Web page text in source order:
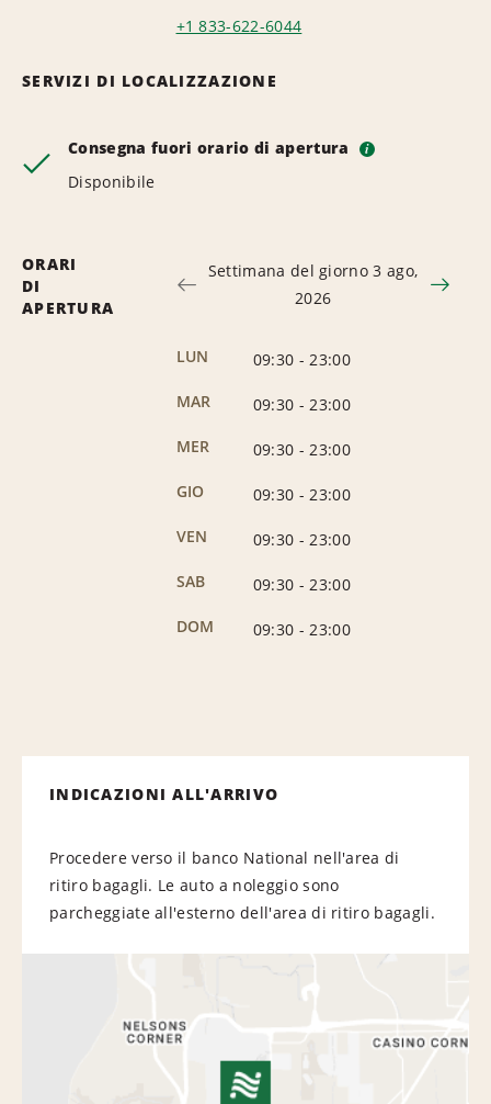
+1 833-622-6044
SERVIZI DI LOCALIZZAZIONE
Consegna fuori orario di apertura i
Disponibile
ORARI
DI
APERTURA
Settimana del giorno 3 ago,
2026
LUN 09:30 - 23:00
MAR
09:30 - 23:00
MER
09:30 - 23:00
GIO
09:30 - 23:00
VEN
09:30 - 23:00
SAB
09:30 - 23:00
DOM
09:30 - 23:00
INDICAZIONI ALL'ARRIVO
Procedere verso il banco National nell'area di
ritiro bagagli. Le auto a noleggio sono
parcheggiate all'esterno dell'area di ritiro bagagli.